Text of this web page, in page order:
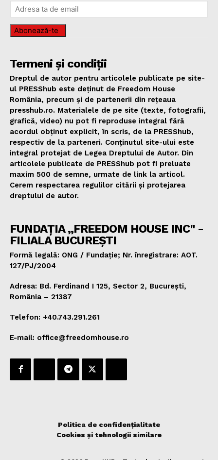
Abonează-te
Termeni și condiții
Dreptul de autor pentru articolele publicate pe site-
ul PRESShub este deținut de Freedom House
România, precum și de partenerii din rețeaua
presshub.ro. Materialele de pe site (texte, fotografii,
grafică, video) nu pot fi reproduse integral fără
acordul obținut explicit, în scris, de la PRESShub,
respectiv de la parteneri. Conținutul site-ului este
integral protejat de Legea Dreptului de Autor. Din
articolele publicate de PRESShub pot fi preluate
maxim 500 de semne, urmate de link la articol.
Cerem respectarea regulilor citării și protejarea
dreptului de autor.
FUNDAȚIA „FREEDOM HOUSE INC" -
FILIALA BUCUREȘTI
Formă legală: ONG / Fundație; Nr. înregistrare: AOT.
127/PJ/2004
Adresa: Bd. Ferdinand I 125, Sector 2, București,
România – 21387
Telefon: +40.743.291.261
E-mail: office@freedomhouse.ro
Politica de confidențialitate
Cookies și tehnologii similare